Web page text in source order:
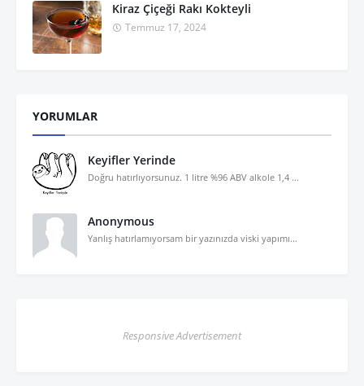
Kiraz Çiçeği Rakı Kokteyli
Temmuz 17, 2024
YORUMLAR
Keyifler Yerinde
Doğru hatırlıyorsunuz. 1 litre %96 ABV alkole 1,4 ...
Anonymous
Yanlış hatırlamıyorsam bir yazınızda viski yapımı...
Responsive Advertisement